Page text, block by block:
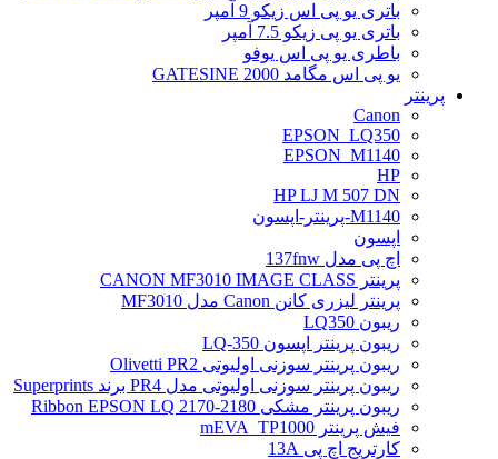
باتری یو پی اس زیکو 9 آمپر
باتری یو پی زیکو 7.5 آمپر
باطری یو پی اس یوفو
یو پی اس مگامد GATESINE 2000
پرینتر
Canon
EPSON_LQ350
EPSON_M1140
HP
HP LJ M 507 DN
M1140-پرینتر-اپسون
اپسون
اچ پی مدل 137fnw
پرینتر CANON MF3010 IMAGE CLASS
پرینتر لیزری کانن Canon مدل MF3010
ریبون LQ350
ریبون پرینتر اپسون LQ-350
ریبون پرینتر سوزنی اولیوتی Olivetti PR2
ریبون پرینتر سوزنی اولیوتی مدل PR4 برند Superprints
ریبون پرینتر مشکی Ribbon EPSON LQ 2170-2180
فیش پرینتر mEVA_TP1000
کارتریج اچ پی 13A